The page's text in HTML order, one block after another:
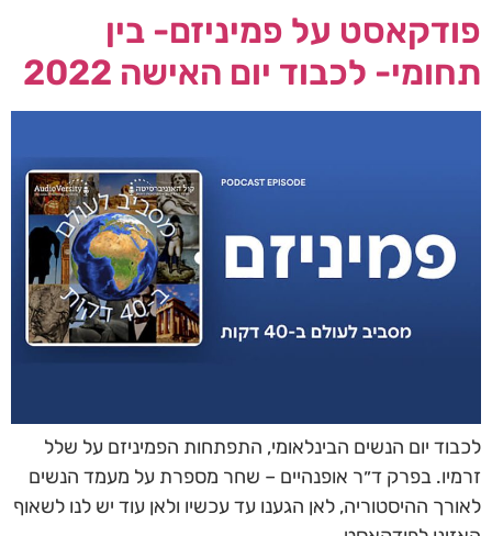
פודקאסט על פמיניזם- בין
תחומי- לכבוד יום האישה 2022
לכבוד יום הנשים הבינלאומי, התפתחות הפמיניזם על שלל
זרמיו. בפרק ד״ר אופנהיים – שחר מספרת על מעמד הנשים
לאורך ההיסטוריה, לאן הגענו עד עכשיו ולאן עוד יש לנו לשאוף